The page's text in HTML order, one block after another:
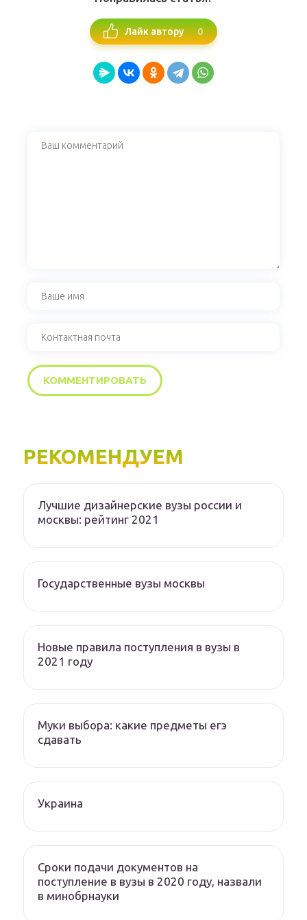
Лайк автору 0
РЕКОМЕНДУЕМ
Лучшие дизайнерские вузы россии и
москвы: рейтинг 2021
Государственные вузы москвы
Новые правила поступления в вузы в
2021 году
Муки выбора: какие предметы егэ
сдавать
Украина
Сроки подачи документов на
поступление в вузы в 2020 году, назвали
в минобрнауки